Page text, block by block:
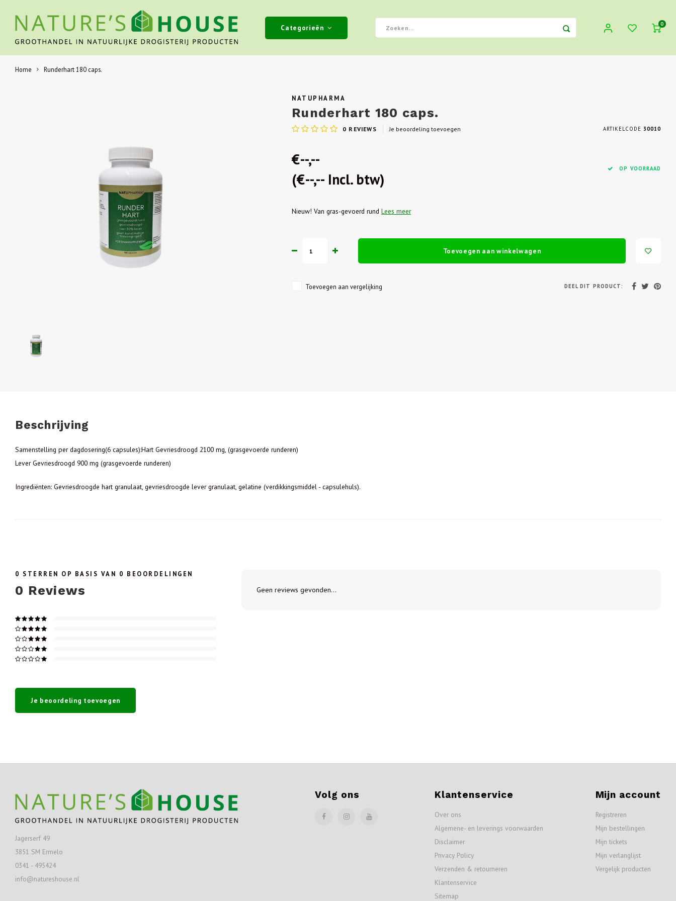
Categorieën 0
Home Runderhart 180 caps.
NATUPHARMA
Runderhart 180 caps.
0 REVIEWS Je beoordeling toevoegen ARTIKELCODE 30010
€--,--
(€--,-- Incl. btw)
OP VOORRAAD
Nieuw! Van gras-gevoerd rund Lees meer
Toevoegen aan winkelwagen
Toevoegen aan vergelijking DEEL DIT PRODUCT:
Beschrijving
Samenstelling per dagdosering(6 capsules):Hart Gevriesdroogd 2100 mg, (grasgevoerde runderen)
Lever Gevriesdroogd 900 mg (grasgevoerde runderen)
Ingrediënten: Gevriesdroogde hart granulaat, gevriesdroogde lever granulaat, gelatine (verdikkingsmiddel - capsulehuls).
0 STERREN OP BASIS VAN 0 BEOORDELINGEN
0 Reviews
Je beoordeling toevoegen
Geen reviews gevonden...
Jagerserf 49
3851 SM Ermelo
0341 - 495424
info@natureshouse.nl
Volg ons Klantenservice
Over ons
Algemene- en leverings voorwaarden
Disclaimer
Privacy Policy
Verzenden & retourneren
Klantenservice
Sitemap
Mijn account
Registreren
Mijn bestellingen
Mijn tickets
Mijn verlanglijst
Vergelijk producten